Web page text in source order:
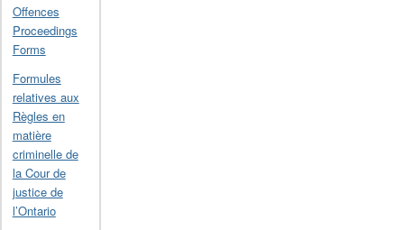
Offences
Proceedings
Forms
Formules
relatives aux
Règles en
matière
criminelle de
la Cour de
justice de
l’Ontario